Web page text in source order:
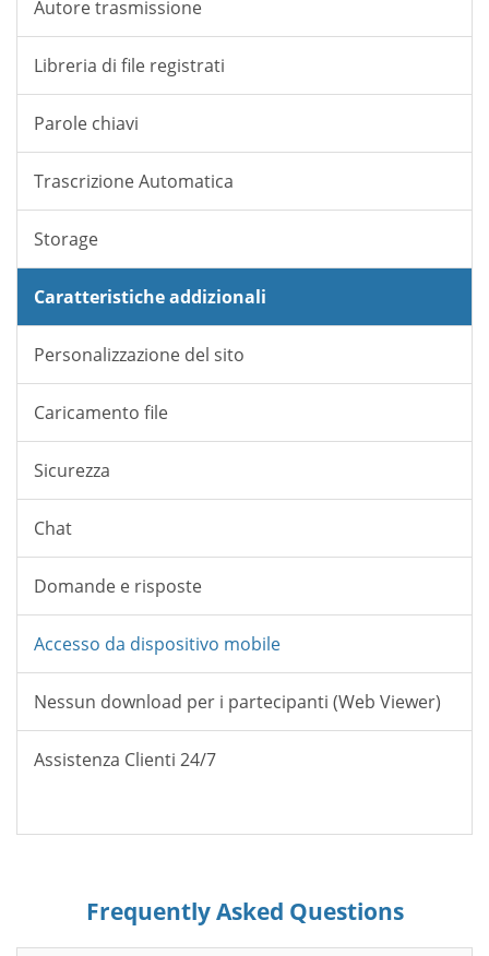
Autore trasmissione
Libreria di file registrati
Parole chiavi
Trascrizione Automatica
Storage
Caratteristiche addizionali
Personalizzazione del sito
Caricamento file
Sicurezza
Chat
Domande e risposte
Accesso da dispositivo mobile
Nessun download per i partecipanti (Web Viewer)
Assistenza Clienti 24/7
Frequently Asked Questions